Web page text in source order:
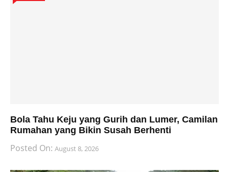
Bola Tahu Keju yang Gurih dan Lumer, Camilan
Rumahan yang Bikin Susah Berhenti
Posted On: August 8, 2026